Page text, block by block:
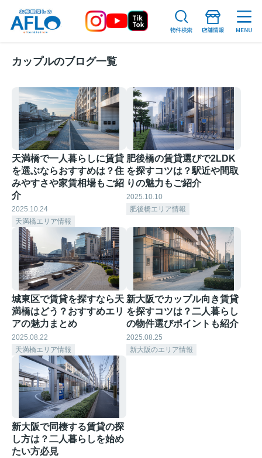
カップルのブログ一覧
天満橋で一人暮らしに賃貸
を選ぶならおすすめは？住
みやすさや家賃相場もご紹
介
2025.10.24
天満橋エリア情報
肥後橋の賃貸選びで2LDK
を探すコツは？駅近や間取
りの魅力もご紹介
2025.10.10
肥後橋エリア情報
城東区で賃貸を探すなら天
満橋はどう？おすすめエリ
アの魅力まとめ
2025.08.22
天満橋エリア情報
新大阪でカップル向き賃貸
を探すコツは？二人暮らし
の物件選びポイントも紹介
2025.08.25
新大阪のエリア情報
新大阪で同棲する賃貸の探
し方は？二人暮らしを始め
たい方必見